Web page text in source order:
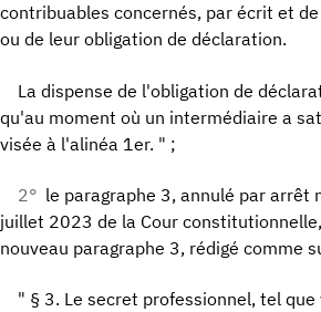
contribuables concernés, par écrit et
ou de leur obligation de déclaration.
La dispense de l'obligation de
qu'au moment où un intermédiaire a
visée à l'alinéa 1er. " ;
2° le paragraphe 3, annulé par arrêt
juillet 2023 de la Cour
nouveau paragraphe 3, rédigé comme
" § 3. Le secret professionnel, tel